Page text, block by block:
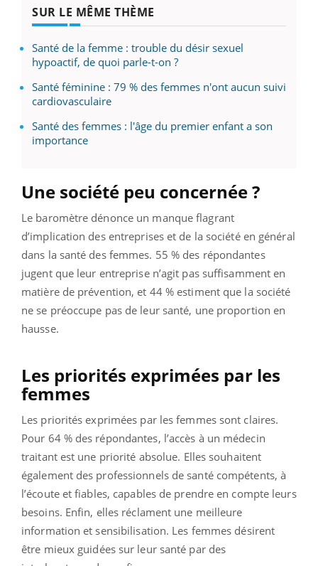
SUR LE MÊME THÈME
Santé de la femme : trouble du désir sexuel
hypoactif, de quoi parle-t-on ?
Santé féminine : 79 % des femmes n'ont aucun suivi
cardiovasculaire
Santé des femmes : l'âge du premier enfant a son
importance
Une société peu concernée ?
Le baromètre dénonce un manque flagrant
d’implication des entreprises et de la société en général
dans la santé des femmes. 55 % des répondantes
jugent que leur entreprise n’agit pas suffisamment en
matière de prévention, et 44 % estiment que la société
ne se préoccupe pas de leur santé, une proportion en
hausse.
Les priorités exprimées par les
femmes
Les priorités exprimées par les femmes sont claires.
Pour 64 % des répondantes, l’accès à un médecin
traitant est une priorité absolue. Elles souhaitent
également des professionnels de santé compétents, à
l’écoute et fiables, capables de prendre en compte leurs
besoins. Enfin, elles réclament une meilleure
information et sensibilisation. Les femmes désirent
être mieux guidées sur leur santé par des